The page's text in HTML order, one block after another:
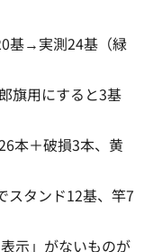
基→実測24基（緑
旗用にすると3基
本＋破損3本、黄
タンド12基、竿7
示」がないものが